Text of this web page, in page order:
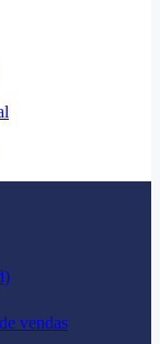
vendas